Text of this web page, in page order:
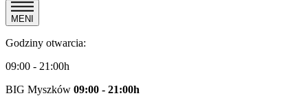
MENI
Godziny otwarcia:
09:00 - 21:00h
BIG Myszków 09:00 - 21:00h